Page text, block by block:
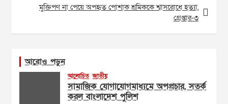
মুক্তিপণ না পেয়ে অপহৃত পোশাক শ্রমিককে শ্বাসরোধে হত্যা,
গ্রেপ্তার-৩
আরোও পড়ুন
আলোচিত জাতীয়
সামাজিক যোগাযোগমাধ্যমে অপপ্রচার, সতর্ক
করল বাংলাদেশ পুলিশ